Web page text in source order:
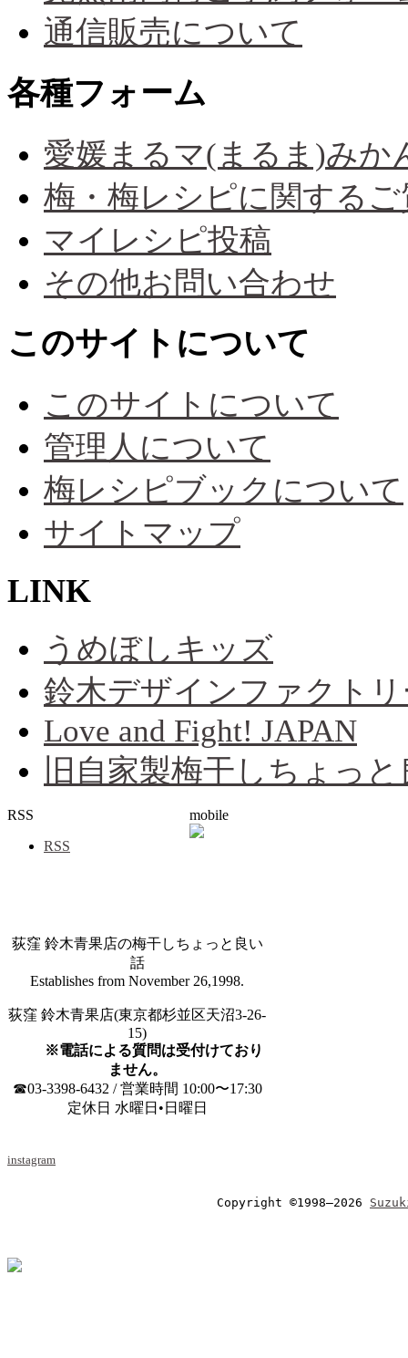
通信販売について
各種フォーム
愛媛まるマ(まるま)みか
梅・梅レシピに関するご
マイレシピ投稿
その他お問い合わせ
このサイトについて
このサイトについて
管理人について
梅レシピブックについて
サイトマップ
LINK
うめぼしキッズ
鈴木デザインファクト
Love and Fight! JAPAN
旧自家製梅干しちょっ
RSS
RSS
mobile
荻窪 鈴木青果店の梅干しちょっと良い
話
Establishes from November 26,1998.
荻窪 鈴木青果店(東京都杉並区天沼3-26-
15)
※電話による質問は受付けており
ません。
☎03-3398-6432 / 営業時間 10:00〜17:30
定休日 水曜日•日曜日
instagram
Copyright ©1998–2026